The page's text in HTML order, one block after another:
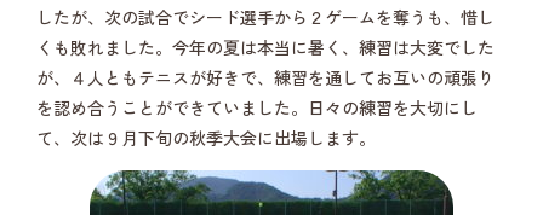
したが、次の試合でシード選手から２ゲームを奪うも、惜し
くも敗れました。今年の夏は本当に暑く、練習は大変でした
が、４人ともテニスが好きで、練習を通してお互いの頑張り
を認め合うことができていました。日々の練習を大切にし
て、次は９月下旬の秋季大会に出場します。